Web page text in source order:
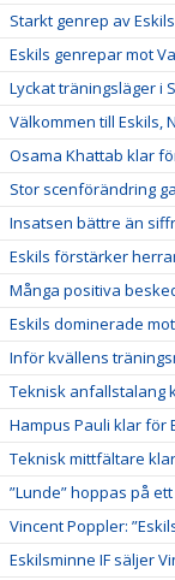
Starkt genrep av
Eskils genrepar mot
Lyckat träningsläger i
Välkommen till Eskils,
Osama Khattab klar
Stor scenförändring
Insatsen bättre än
Eskils förstärker
Många positiva
Eskils dominerade
Inför kvällens
Teknisk anfallstalang
Hampus Pauli klar för
Teknisk mittfältare
”Lunde” hoppas på
Vincent Poppler:
Eskilsminne IF säljer